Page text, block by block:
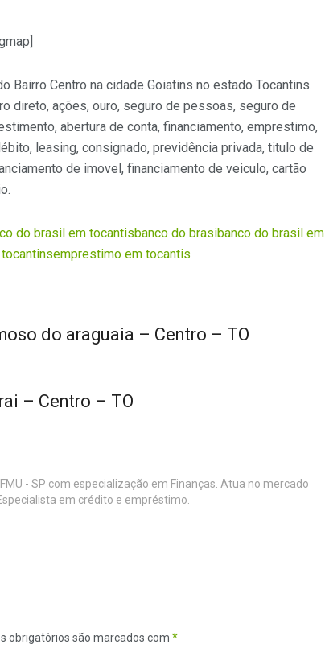
Bairro Centro na cidade Goiatins no estado Tocantins.
direto, ações, ouro, seguro de pessoas, seguro de
abertura de conta, financiamento, emprestimo,
leasing, consignado, previdência privada, titulo de
de imovel, financiamento de veiculo, cartão
do brasil em tocantisbanco do brasibanco do brasil em
emprestimo em tocantis
do araguaia – Centro – TO
– Centro – TO
- SP com especialização em Finanças. Atua no mercado
em crédito e empréstimo.
obrigatórios são marcados com *